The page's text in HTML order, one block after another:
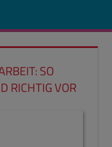
SO
RICHTIG VOR